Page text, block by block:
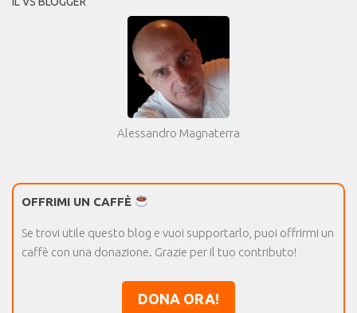
Alessandro Magnaterra
OFFRIMI UN CAFFÈ
Se trovi utile questo blog e vuoi supportarlo, puoi offrirmi un
caffè con una donazione. Grazie per il tuo contributo!
DONA ORA!